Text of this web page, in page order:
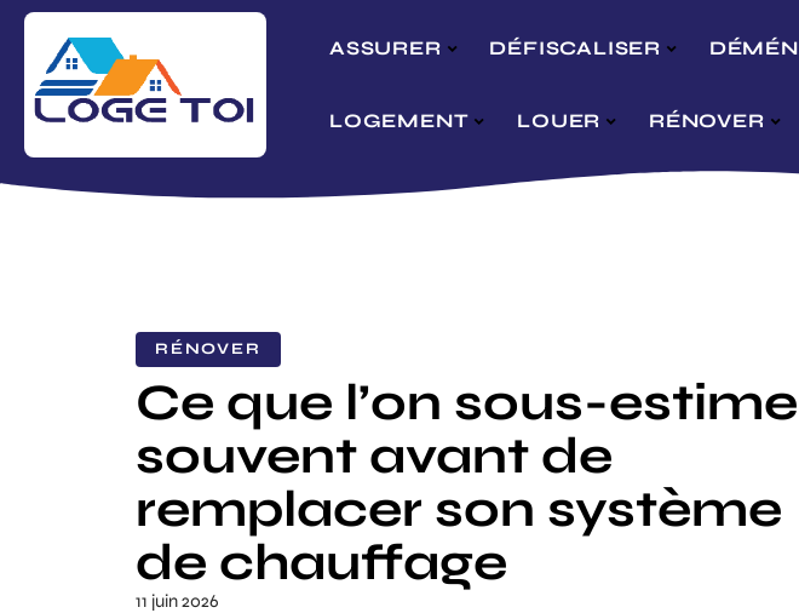
ASSURER DÉFISCALISER
LOGEMENT LOUER RÉNOVER
RÉNOVER
Ce que l’on sous-estime
souvent avant de
remplacer son système
de chauffage
11 juin 2026